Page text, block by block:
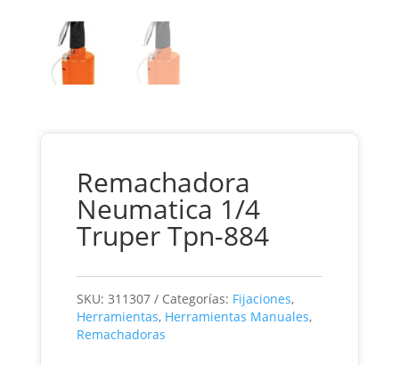
Remachadora
Neumatica 1/4
Truper Tpn-884
SKU: 311307 Categorías: Fijaciones,
Herramientas, Herramientas Manuales,
Remachadoras